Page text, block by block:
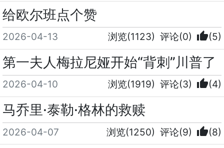
给欧尔班点个赞
2026-04-13 浏览(1123) 评论(0) thumb_up(5)
第一夫人梅拉尼娅开始“背刺”川普了
2026-04-10 浏览(1919) 评论(3) thumb_up(4)
马乔里·泰勒·格林的救赎
2026-04-07 浏览(1250) 评论(9) thumb_up(8)